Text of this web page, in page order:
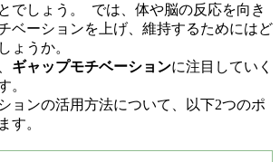
でしょう。
では、体や脳の反応を向き
ベーションを上げ、維持するためにはど
ょうか。
ギャップモチベーションに注目していく
。
ョンの活用方法について、以下2つのポ
す。